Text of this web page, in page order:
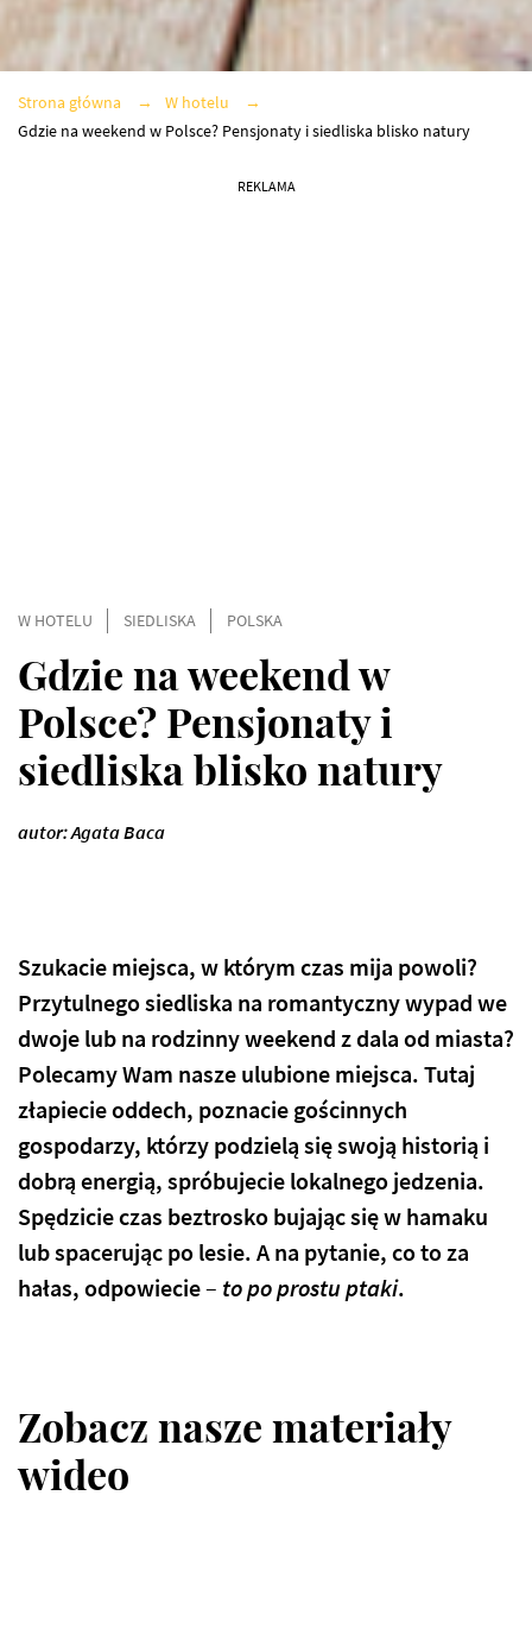
Strona główna
W hotelu
Gdzie na weekend w Polsce? Pensjonaty i siedliska blisko natury
REKLAMA
W HOTELU SIEDLISKA POLSKA
Gdzie na weekend w
Polsce? Pensjonaty i
siedliska blisko natury
autor: Agata Baca
Szukacie miejsca, w którym czas mija powoli?
Przytulnego siedliska na romantyczny wypad we
dwoje lub na rodzinny weekend z dala od miasta?
Polecamy Wam nasze ulubione miejsca. Tutaj
złapiecie oddech, poznacie gościnnych
gospodarzy, którzy podzielą się swoją historią i
dobrą energią, spróbujecie lokalnego jedzenia.
Spędzicie czas beztrosko bujając się w hamaku
lub spacerując po lesie. A na pytanie, co to za
hałas, odpowiecie– to po prostu ptaki.
Zobacz nasze materiały
wideo